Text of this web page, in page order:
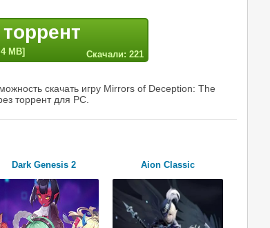
MB] Скачали: 221
скачать игру Mirrors of Deception: The
торрент для PC.
Dark Genesis 2 Aion Classic